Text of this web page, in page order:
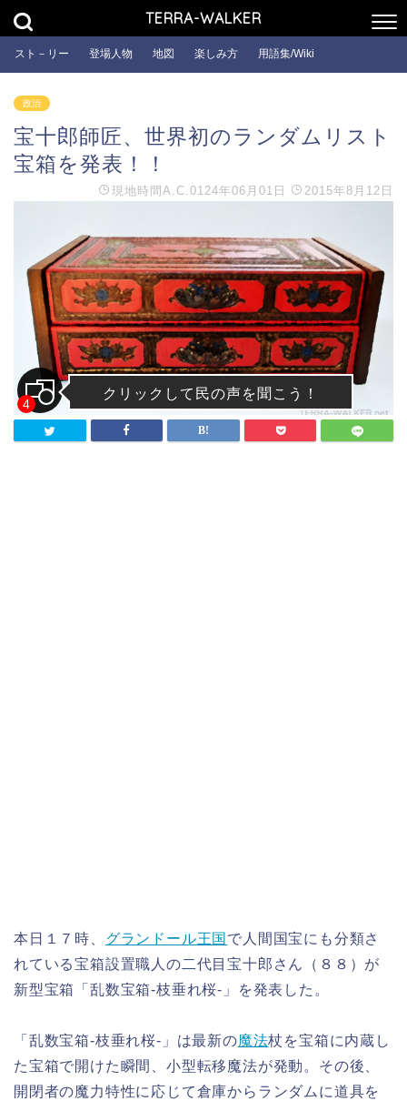
TERRA-WALKER
スト－リー 登場人物 地図 楽しみ方 用語集/Wiki
政治
宝十郎師匠、世界初のランダムリスト
宝箱を発表！！
現地時間 A.C.0124年06月01日 2015年8月12日
4
クリックして民の声を聞こう！
本日１７時、 グランドール王国 で人間国宝にも分類さ
れている宝箱設置職人の二代目宝十郎さん（８８）が
新型宝箱「乱数宝箱-枝垂れ桜-」を発表した。
「乱数宝箱-枝垂れ桜-」は最新の魔法杖を宝箱に内蔵し
た宝箱で開けた瞬間、小型転移魔法が発動。その後、
開閉者の魔力特性に応じて倉庫からランダムに道具を